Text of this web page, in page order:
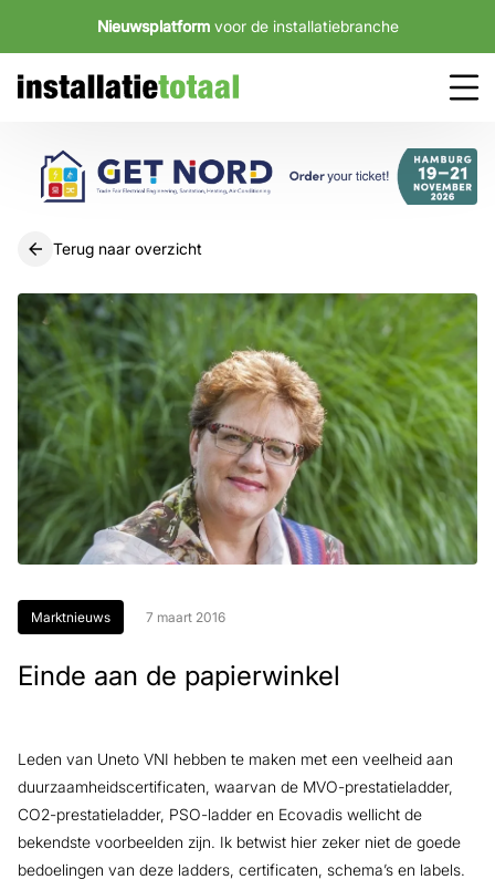
Nieuwsplatform voor de installatiebranche
Terug naar overzicht
Marktnieuws 7 maart 2016
Einde aan de papierwinkel
Leden van Uneto VNI hebben te maken met een veelheid aan
duurzaamheidscertificaten, waarvan de MVO-prestatieladder,
CO2-prestatieladder, PSO-ladder en Ecovadis wellicht de
bekendste voorbeelden zijn. Ik betwist hier zeker niet de goede
bedoelingen van deze ladders, certificaten, schema’s en labels.